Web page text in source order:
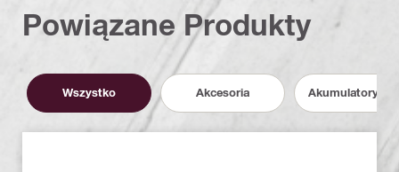
Powiązane Produkty
Wszystko Akcesoria Akumulatory i